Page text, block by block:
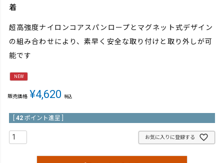
着
超高強度ナイロンコアスパンロープとマグネット式デザイン
の組み合わせにより、素早く安全な取り付けと取り外しが可
能です
NEW
販売価格 ¥4,620 税込
42 ポイント進呈 ]
お気に入りに登録する